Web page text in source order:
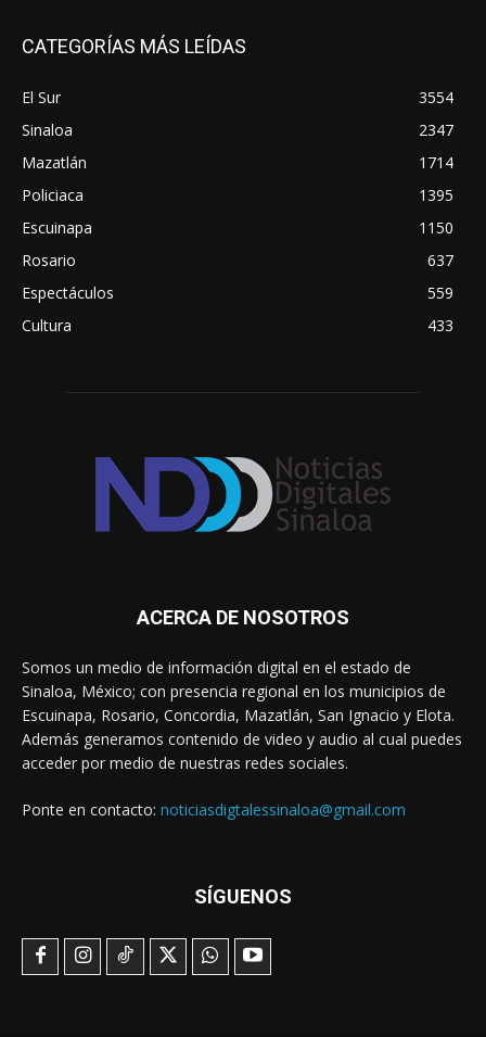
CATEGORÍAS MÁS LEÍDAS
El Sur
3554
Sinaloa
2347
Mazatlán
1714
Policiaca
1395
Escuinapa
1150
Rosario
637
Espectáculos
559
Cultura
433
ACERCA DE NOSOTROS
Somos un medio de información digital en el estado de
Sinaloa, México; con presencia regional en los municipios de
Escuinapa, Rosario, Concordia, Mazatlán, San Ignacio y Elota.
Además generamos contenido de video y audio al cual puedes
acceder por medio de nuestras redes sociales.
Ponte en contacto: noticiasdigtalessinaloa@gmail.com
SÍGUENOS